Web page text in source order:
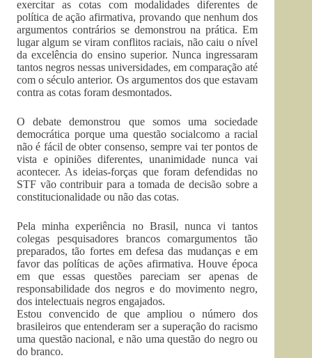
exercitar as cotas com modalidades diferentes de
política de ação afirmativa, provando que nenhum dos
argumentos contrários se demonstrou na prática. Em
lugar algum se viram conflitos raciais, não caiu o nível
da excelência do ensino superior. Nunca ingressaram
tantos negros nessas universidades, em comparação até
com o século anterior. Os argumentos dos que estavam
contra as cotas foram desmontados.
O debate demonstrou que somos uma sociedade
democrática porque uma questão socialcomo a racial
não é fácil de obter consenso, sempre vai ter pontos de
vista e opiniões diferentes, unanimidade nunca vai
acontecer. As ideias-forças que foram defendidas no
STF vão contribuir para a tomada de decisão sobre a
constitucionalidade ou não das cotas.
Pela minha experiência no Brasil, nunca vi tantos
colegas pesquisadores brancos comargumentos tão
preparados, tão fortes em defesa das mudanças e em
favor das políticas de ações afirmativa. Houve época
em que essas questões pareciam ser apenas de
responsabilidade dos negros e do movimento negro,
dos intelectuais negros engajados.
Estou convencido de que ampliou o número dos
brasileiros que entenderam ser a superação do racismo
uma questão nacional, e não uma questão do negro ou
do branco.